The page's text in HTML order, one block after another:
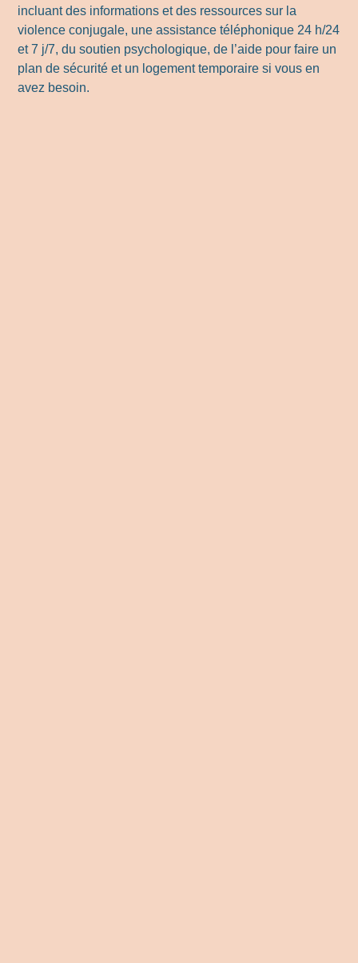
incluant des informations et des ressources sur la
violence conjugale, une assistance téléphonique 24 h/24
et 7 j/7, du soutien psychologique, de l’aide pour faire un
plan de sécurité et un logement temporaire si vous en
avez besoin.